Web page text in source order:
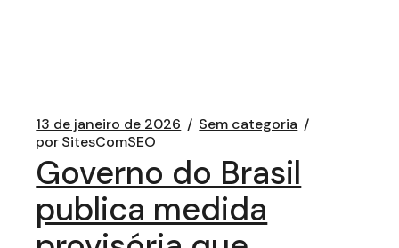
13 de janeiro de 2026
Sem categoria
porSitesComSEO
Governo do Brasil
publica medida